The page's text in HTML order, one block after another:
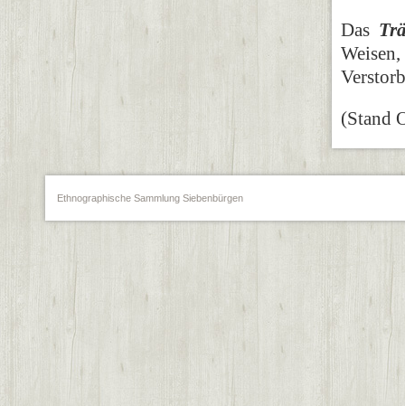
Das
(Stand
Ethnographische Sammlung Siebenbürgen